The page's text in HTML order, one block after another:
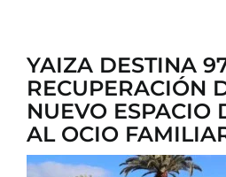
YAIZA DESTINA
RECUPERACIÓN
NUEVO ESPACIO
AL OCIO